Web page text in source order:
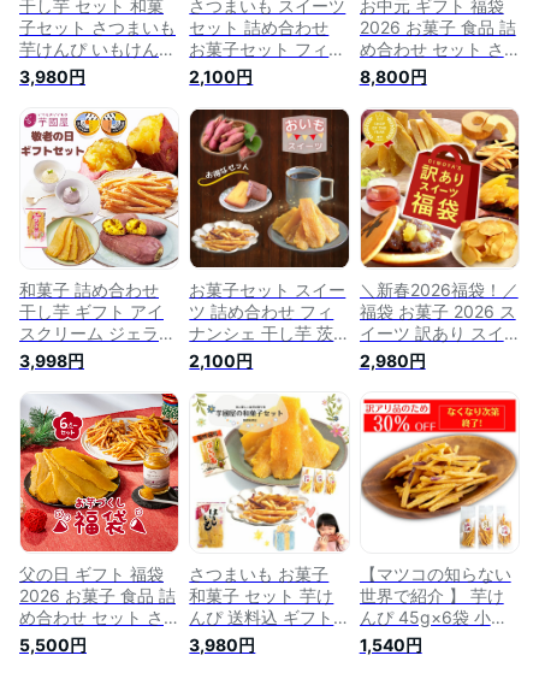
干し芋 セット 和菓
子セット さつまいも
芋けんぴ いもけんぴ
干しいも ほし芋 冷
凍焼き芋 冷凍やきい
も 冷凍焼きいも プ
レゼント 茨城 芋 ス
イーツ 詰め合わせ
ギフト 和菓子 和ス
イーツ 絶品 高級 お
取り寄せ さつまいも
スイーツ gift-k-kei
3,980円
さつまいも スイーツ
セット 詰め合わせ
お菓子セット フィナ
ンシェ 干し芋 茨城
紅はるか スイーツ
お取り寄せ 干しいも
ほしいも 干芋 芋け
んぴ いもけんぴ お
菓子 おかし おイモ
和菓子 さつまいもス
イーツ お菓子の詰め
合わせ
2,100円
お中元 ギフト 福袋
2026 お菓子 食品 詰
め合わせ セット さ
つまいも 干し芋 芋
けんぴ 安納芋バター
ポタージュ 芋 スイ
ーツ 詰め合わせ ほ
しいも 干しいも 国
産 無添加 和菓子 お
菓子詰め合わせ お礼
プレゼント お菓子詰
め合わせギフト お菓
子セット
8,800円
和菓子 詰め合わせ
干し芋 ギフト アイ
スクリーム ジェラー
ト 芋けんぴ 焼き芋
紅はるか シルクスイ
ート さつまいも 芋
干しいも お菓子詰め
合わせ プレゼント
さつまいもスイーツ
スイーツギフト 敬老
の日
3,998円
お菓子セット スイー
ツ 詰め合わせ フィ
ナンシェ 干し芋 茨
城 紅はるか 干しい
も ほしいも 干芋 芋
けんぴ いもけんぴ
お菓子詰め合わせ 子
ども お菓子の詰め合
わせ スイーツセット
さつまいも お菓子
さつまいもスイーツ
おやつ おつまみ 和
菓子 お試しセット
2,100円
＼新春2026福袋！／
福袋 お菓子 2026 ス
イーツ 訳あり スイ
ーツ福袋 初売り 予
約 食品 食べ物 送料
無料 新春福袋 グル
メ 菓子 和菓子 洋菓
子 詰め合わせ お取
り寄せ 干し芋 焼き
芋 芋けんぴ かりん
とう どら焼き バウ
ムクーヘン 紅茶 さ
つまいもスイーツ お
いもや
2,980円
父の日 ギフト 福袋
2026 お菓子 食品 詰
め合わせ セット さ
つまいも 干し芋 芋
けんぴ 安納芋バター
5,500円
さつまいも お菓子
和菓子 セット 芋け
んぴ 送料込 ギフト
いもけんぴ 干しいも
干し芋 国産 無添加
3,980円
【マツコの知らない
世界で紹介 】 芋け
んぴ 45g×6袋 小分
け 芋 お菓子 プレゼ
ント 芋けんぴ サツ
1,540円